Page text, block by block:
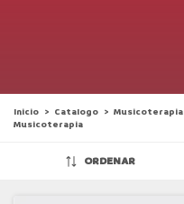
Inicio > Catalogo > Musicoterapia
Musicoterapia
ORDENAR